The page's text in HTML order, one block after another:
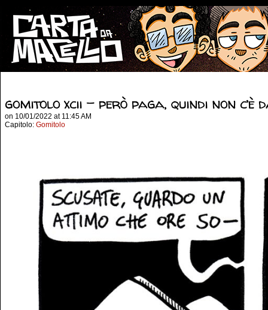
gomitolo xcii – però paga, quindi non
on 10/01/2022 at 11:45 AM
Capitolo: Gomitolo